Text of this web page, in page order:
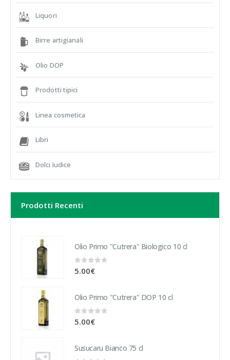
Liquori
Birre artigianali
Olio DOP
Prodotti tipici
Linea cosmetica
Libri
Dolci Iudice
Prodotti Recenti
Olio Primo "Cutrera" Biologico 10 cl
0 out of 5
5.00€
Olio Primo "Cutrera" DOP 10 cl
0 out of 5
5.00€
Susucaru Bianco 75 cl